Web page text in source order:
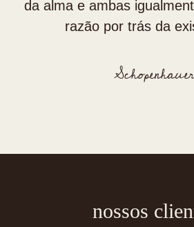
da alma e ambas
razão por trás da
nossos